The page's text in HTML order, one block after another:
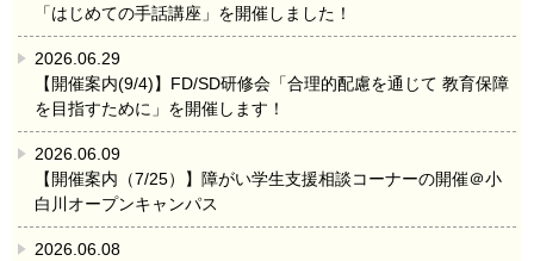
「はじめての手話講座」を開催しました！
2026.06.29
【開催案内(9/4)】FD/SD研修会「合理的配慮を通じて 教育保障
を目指すために」を開催します！
2026.06.09
【開催案内（7/25）】障がい学生支援相談コーナーの開催＠小
白川オープンキャンパス
2026.06.08